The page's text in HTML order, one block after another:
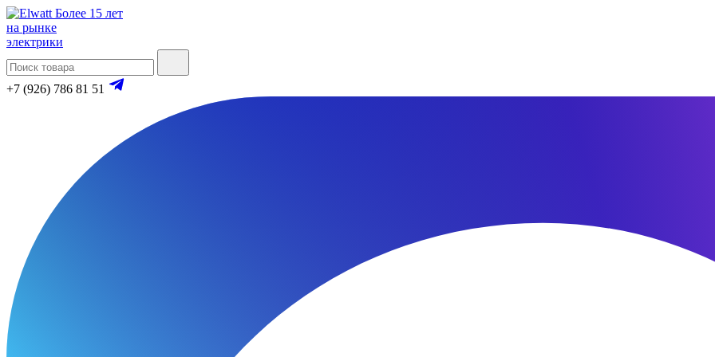
Более 15 лет
на рынке
электрики
+7 (926) 786 81 51